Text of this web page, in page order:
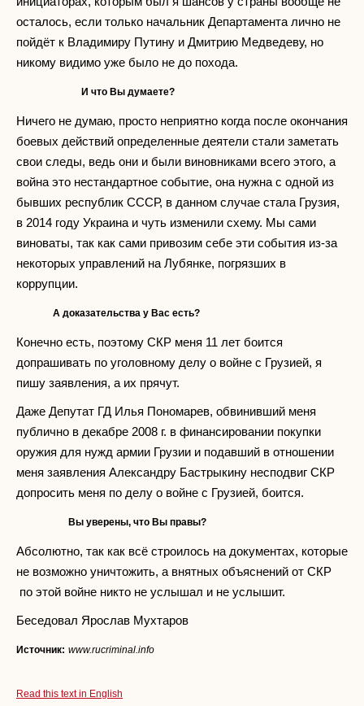
осталось, если только начальник Департамента лично не
пойдёт к Владимиру Путину и Дмитрию Медведеву, но
никому видимо уже было не до похода.
И что Вы думаете?
Ничего не думаю, просто неприятно когда после окончания
боевых действий определенные деятели стали заметать
свои следы, ведь они и были виновниками всего этого, а
война это нестандартное событие, она нужна с одной из
бывших республик СССР, в данном случае стала Грузия,
в 2014 году Украина и чуть изменили схему. Мы сами
виноваты, так как сами привозим себе эти события из-за
некоторых управлений на Лубянке, погрязших в
коррупции.
А доказательства у Вас есть?
Конечно есть, поэтому СКР меня 11 лет боится
допрашивать по уголовному делу о войне с Грузией, я
пишу заявления, а их прячут.
Даже Депутат ГД Илья Пономарев, обвинивший меня
публично в декабре 2008 г. в финансировании покупки
оружия для нужд армии Грузии и подавший в отношении
меня заявления Александру Бастрыкину несподвиг СКР
допросить меня по делу о войне с Грузией, боится.
Вы уверены, что Вы правы?
Абсолютно, так как всё строилось на документах, которые
не возможно уничтожить, а внятных объяснений от СКР
по этой войне никто не услышал и не услышит.
Беседовал Ярослав Мухтаров
Источник: www.rucriminal.info
Read this text in English